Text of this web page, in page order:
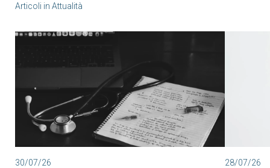
Articoli in Attualità
30/07/26 28/07/26